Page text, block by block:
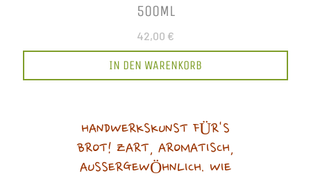
500ML
42,00 €
IN DEN WARENKORB
HANDWERKSKUNST FÜR'S
BROT! ZART, AROMATISCH,
AUSSERGEWÖHNLICH. WIE